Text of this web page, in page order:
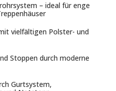
– ideal für enge
vielfältigen Polster- und
Stoppen durch moderne
Gurtsystem,